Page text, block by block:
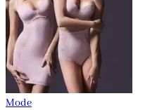
Mode